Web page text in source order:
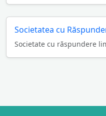
Societatea cu
Societate cu răspundere